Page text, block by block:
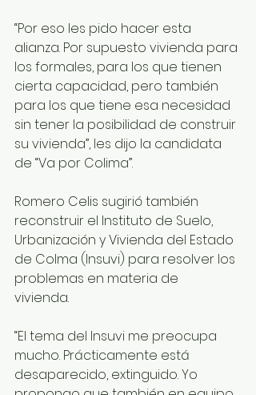
“Por eso les pido hacer esta
alianza. Por supuesto vivienda para
los formales, para los que tienen
cierta capacidad, pero también
para los que tiene esa necesidad
sin tener la posibilidad de construir
su vivienda”, les dijo la candidata
de “Va por Colima”.
Romero Celis sugirió también
reconstruir el Instituto de Suelo,
Urbanización y Vivienda del Estado
de Colma (Insuvi) para resolver los
problemas en materia de
vivienda.
“El tema del Insuvi me preocupa
mucho. Prácticamente está
desaparecido, extinguido. Yo